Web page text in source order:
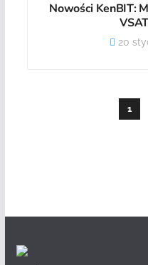
Nowości KenBIT:
20
1